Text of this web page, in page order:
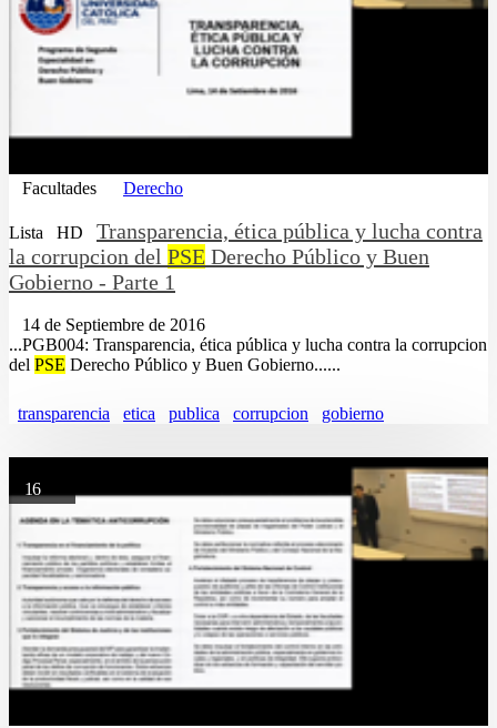
Facultades Derecho
Lista HD
Transparencia, ética pública y lucha contra
la corrupcion del PSE Derecho Público y Buen
Gobierno - Parte 1
14 de Septiembre de 2016
...PGB004: Transparencia, ética pública y lucha contra la corrupcion
del PSE Derecho Público y Buen Gobierno......
transparencia etica publica corrupcion gobierno
16